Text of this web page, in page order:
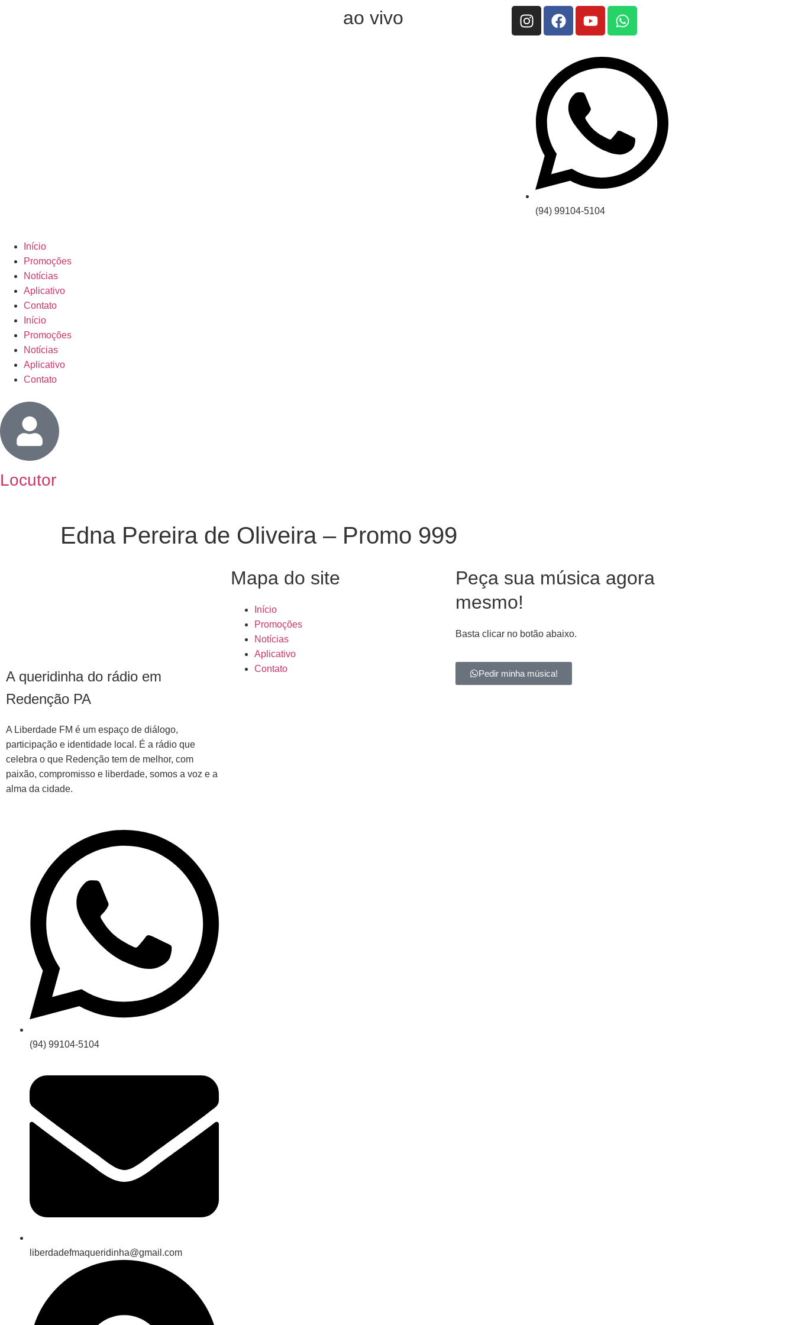
ao vivo
(94) 99104-5104
Início
Promoções
Notícias
Aplicativo
Contato
Início
Promoções
Notícias
Aplicativo
Contato
Locutor
Edna Pereira de Oliveira – Promo 999
A queridinha do rádio em
Redenção PA
A Liberdade FM é um espaço de diálogo,
participação e identidade local. É a rádio que
celebra o que Redenção tem de melhor, com
paixão, compromisso e liberdade, somos a voz e a
alma da cidade.
(94) 99104-5104
liberdadefmaqueridinha@gmail.com
Mapa do site
Início
Promoções
Notícias
Aplicativo
Contato
Peça sua música agora
mesmo!
Basta clicar no botão abaixo.
Pedir minha música!